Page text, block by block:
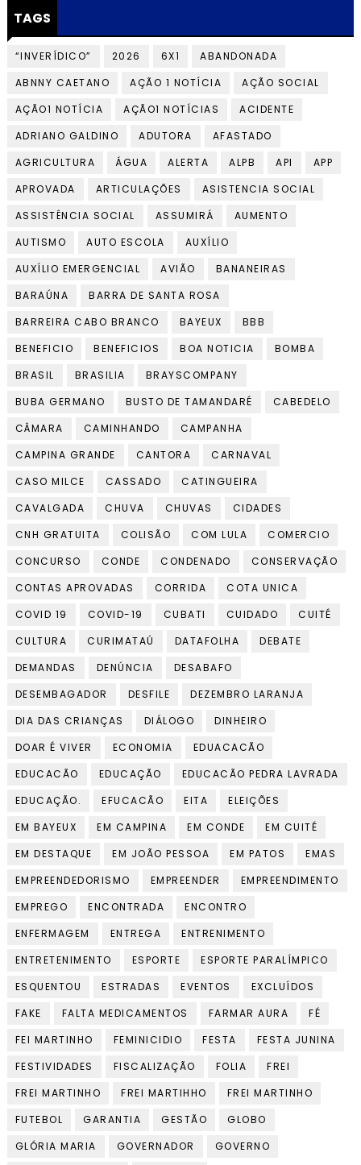
TAGS
“INVERÍDICO” 2026 6X1
ABANDONADA
ABNNY CAETANO
AÇÃO 1 NOTÍCIA
AÇÃO SOCIAL
AÇÃO1 NOTÍCIA
AÇÃO1 NOTÍCIAS
ACIDENTE
ADRIANO GALDINO
ADUTORA
AFASTADO
AGRICULTURA
ÁGUA ALERTA ALPB API
APP
APROVADA
ARTICULAÇÕES
ASISTENCIA SOCIAL
ASSISTÊNCIA SOCIAL
ASSUMIRÁ
AUMENTO
AUTISMO
AUTO ESCOLA
AUXÍLIO
AUXÍLIO EMERGENCIAL
AVIÃO
BANANEIRAS
BARAÚNA
BARRA DE SANTA ROSA
BARREIRA CABO BRANCO
BAYEUX
BBB
BENEFICIO
BENEFICIOS BOA NOTICIA
BOMBA
BRASIL
BRASILIA
BRAYSCOMPANY
BUBA GERMANO
BUSTO DE TAMANDARÉ
CABEDELO
CÂMARA
CAMINHANDO
CAMPANHA
CAMPINA GRANDE
CANTORA
CARNAVAL
CASO MILCE
CASSADO
CATINGUEIRA
CAVALGADA
CHUVA CHUVAS
CIDADES
CNH GRATUITA
COLISÃO COM LULA
COMERCIO
CONCURSO
CONDE CONDENADO
CONSERVAÇÃO
CONTAS APROVADAS
CORRIDA
COTA UNICA
COVID 19
COVID-19 CUBATI CUIDADO
CUITÉ
CULTURA
CURIMATAÚ DATAFOLHA
DEBATE
DEMANDAS
DENÚNCIA
DESABAFO
DESEMBAGADOR
DESFILE
DEZEMBRO LARANJA
DIA DAS CRIANÇAS
DIÁLOGO
DINHEIRO
DOAR É VIVER
ECONOMIA
EDUACACÃO
EDUCACÃO
EDUCAÇÃO
EDUCACÃO PEDRA LAVRADA
EDUCAÇÃO.
EFUCACÃO EITA
ELEIÇÕES
EM BAYEUX
EM CAMPINA EM CONDE
EM CUITÉ
EM DESTAQUE
EM JOÃO PESSOA EM PATOS
EMAS
EMPREENDEDORISMO
EMPREENDER
EMPREENDIMENTO
EMPREGO
ENCONTRADA
ENCONTRO
ENFERMAGEM
ENTREGA
ENTRENIMENTO
ENTRETENIMENTO
ESPORTE
ESPORTE PARALÍMPICO
ESQUENTOU
ESTRADAS EVENTOS
EXCLUÍDOS
FAKE
FALTA MEDICAMENTOS FARMAR AURA
FÉ
FEI MARTINHO
FEMINICIDIO FESTA
FESTA JUNINA
FESTIVIDADES
FISCALIZAÇÃO FOLIA
FREI
FREI MARTINHO
FREI MARTIHHO
FREI MARTINHO
FUTEBOL
GARANTIA GESTÃO
GLOBO
GLÓRIA MARIA
GOVERNADOR
GOVERNO